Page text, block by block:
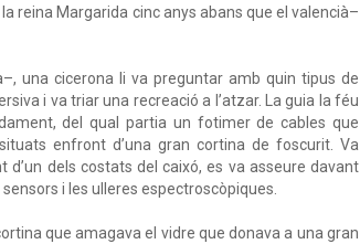
reina Margarida cinc anys abans que el valencià–
una cicerona li va preguntar amb quin tipus de
i va triar una recreació a l’atzar. La guia la féu
del qual partia un fotimer de cables que
enfront d’una gran cortina de foscurit. Va
d’un dels costats del caixó, es va asseure davant
i les ulleres espectroscòpiques.
que amagava el vidre que donava a una gran